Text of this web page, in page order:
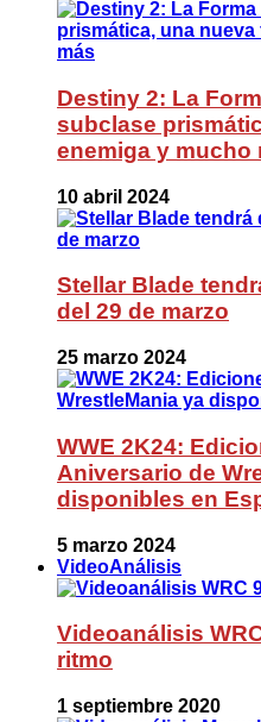
Destiny 2: La
subclase
enemiga y mucho
10 abril 2024
Stellar Blade
del 29 de marzo
25 marzo 2024
WWE 2K24:
Aniversario de
disponibles en
5 marzo 2024
VideoAnálisis
Videoanálisis
ritmo
1 septiembre 2020